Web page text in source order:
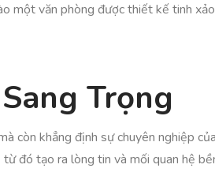
một văn phòng được thiết kế tinh
Trọng
khẳng định sự chuyên nghiệp
đó tạo ra lòng tin và mối quan hệ